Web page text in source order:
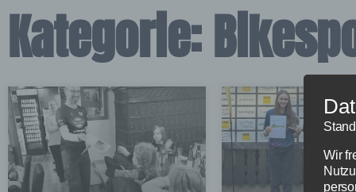
Kategorie:
Wir